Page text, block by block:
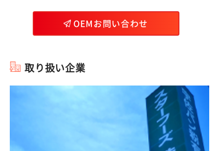
OEMお問い合わせ
取り扱い企業